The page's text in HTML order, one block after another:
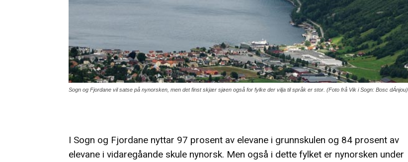
Sogn og Fjordane vil satse på nynorsken, men det finst skjær sjøen også for fylke der vilja til språk er stor. (Foto frå Vik i Sogn: Bosc dÁnjou)
I Sogn og Fjordane nyttar 97 prosent av elevane i grunnskulen og 84 prosent av
elevane i vidaregåande skule nynorsk. Men også i dette fylket er nynorsken under